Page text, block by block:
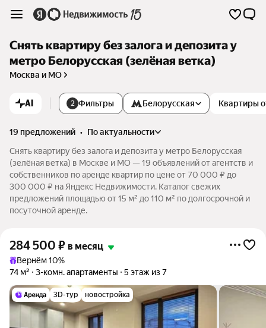
Снять квартиру без залога и депозита у
метро Белорусская (зелёная ветка)
Москва и МО
AI 2 Фильтры Квартиры
Белорусская
19 предложений •
по актуальности
Снять квартиру без залога и депозита у метро Белорусская
(зелёная ветка) в Москве и МО — 19 объявлений от агентств и
собственников по аренде квартир по цене от 70 000 ₽ до
300 000 ₽ на Яндекс Недвижимости. Каталог свежих
предложений площадью от 15 м² до 110 м² по долгосрочной и
посуточной аренде.
284 500 ₽ в месяц
Вернём 10%
74 м²
3-комн. апартаменты 5 этаж из 7
3D-тур новостройка